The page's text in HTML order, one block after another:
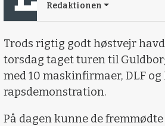
Redaktionen
Trods rigtig godt høstvejr
torsdag taget turen til
med 10 maskinfirmaer, DLF
rapsdemonstration.
På dagen kunne de